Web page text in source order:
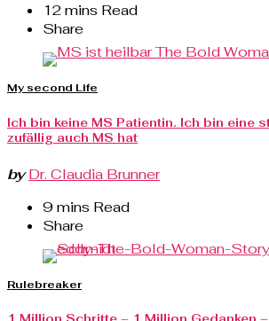
12 mins Read
Share
My second Life
Ich bin keine MS Patientin. Ich bin eine
zufällig auch MS hat
by Dr. Claudia Brunner
9 mins Read
Share
Rulebreaker